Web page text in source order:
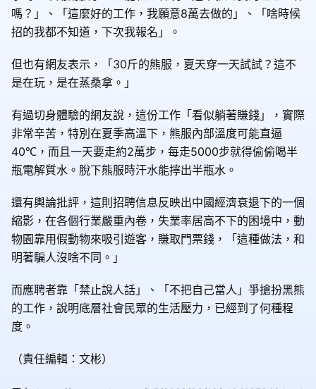
嗎？」、「這麼好的工作，我願意8萬去做的」、「啥時候
招的我都不知道，下次我報名」。
但也有網友表示，「30斤的熊服，夏天穿一天試試？這不
是在玩，是在蒸桑拿。」
有過切身體驗的網友說，這份工作「看似躺著賺錢」，實際
非常辛苦，特別在夏季高溫下，熊服內部溫度可能直逼
40℃，而且一天要走約2萬步，每走5000步就得偷偷喝半
瓶電解質水。脫下熊服時汗水能擰出半瓶水。
還有輿論批評，這則招聘信息反映出中國經濟衰退下的一個
縮影，在各個行業嚴重內卷，失業率居高不下的困境中，動
物園靠用假動物來吸引遊客，賺取門票錢，「這種做法，和
明著騙人沒啥不同。」
而應聘者靠「禁止說人話」、「不把自己當人」爭搶扮黑熊
的工作，說明底層社會民眾的生活壓力，已經到了何種程
度。
（責任編輯：文彬）